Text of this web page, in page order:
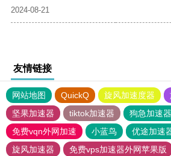
2024-08-21
友情链接
网站地图 QuickQ 旋风加速度器
坚果加速器
tiktok加速器
狗急加速
免费vqn外网加速
小蓝鸟 优途加速
旋风加速器
免费vps加速器外网苹果版